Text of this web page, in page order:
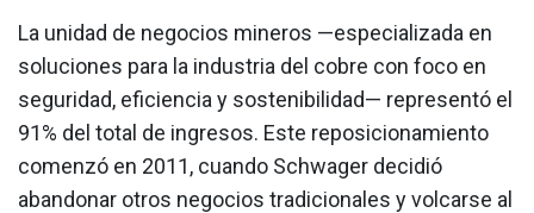
La unidad de negocios mineros —especializada en
soluciones para la industria del cobre con foco en
seguridad, eficiencia y sostenibilidad— representó el
91% del total de ingresos. Este reposicionamiento
comenzó en 2011, cuando Schwager decidió
abandonar otros negocios tradicionales y volcarse al